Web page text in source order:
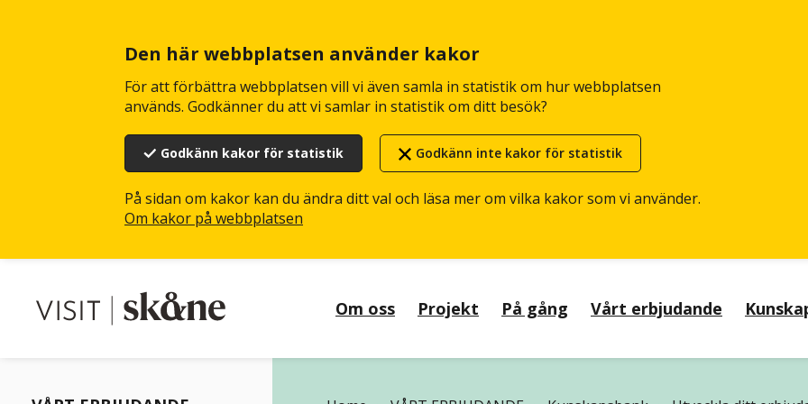
Den här webbplatsen använder kakor
För att förbättra webbplatsen vill vi även samla in statistik om hur webbplatsen
används. Godkänner du att vi samlar in statistik om ditt besök?
Godkänn kakor för statistik Godkänn inte kakor för statistik
På sidan om kakor kan du ändra ditt val och läsa mer om vilka kakor som vi använder.
Om kakor på webbplatsen
Om oss Projekt På gång Vårt erbjudande